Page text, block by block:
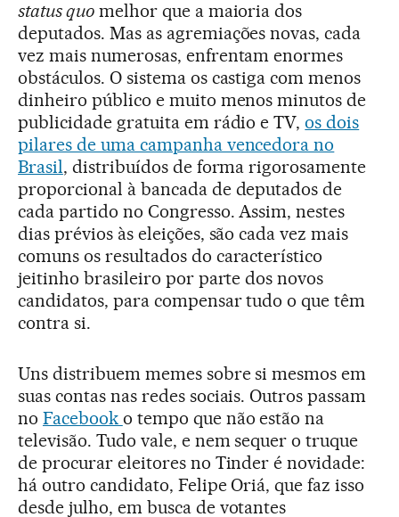
status quomelhor que a maioria dos
deputados. Mas as agremiações novas, cada
vez mais numerosas, enfrentam enormes
obstáculos. O sistema os castiga com menos
dinheiro público e muito menos minutos de
publicidade gratuita em rádio e TV,os dois
pilares de uma campanha vencedora no
Brasil, distribuídos de forma rigorosamente
proporcional à bancada de deputados de
cada partido no Congresso. Assim, nestes
dias prévios às eleições, são cada vez mais
comuns os resultados do característico
jeitinho brasileiro por parte dos novos
candidatos, para compensar tudo o que têm
contra si.
Uns distribuem memes sobre si mesmos em
suas contas nas redes sociais. Outros passam
no Facebook o tempo que não estão na
televisão. Tudo vale, e nem sequer o truque
de procurar eleitores no Tinder é novidade:
há outro candidato, Felipe Oriá, que faz isso
desde julho, em busca de votantes